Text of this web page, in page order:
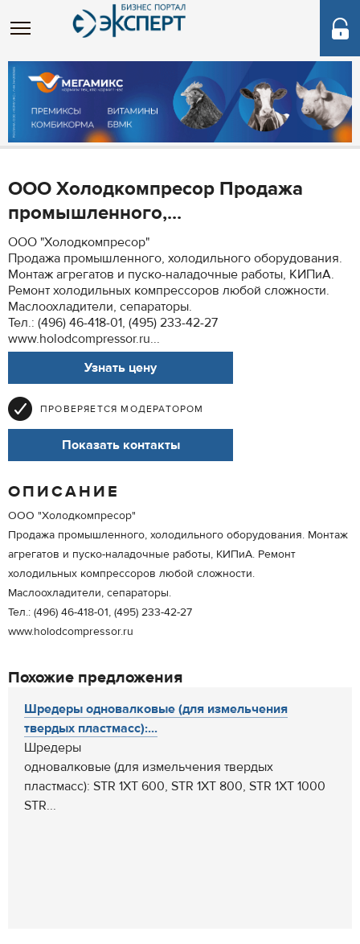
ООО Холодкомпресор Продажа
промышленного,...
ООО "Холодкомпресор"
Продажа промышленного, холодильного оборудования.
Монтаж агрегатов и пуско-наладочные работы, КИПиА.
Ремонт холодильных компрессоров любой сложности.
Маслоохладители, сепараторы.
Тел.: (496) 46-418-01, (495) 233-42-27
www.holodcompressor.ru...
Узнать цену
ПРОВЕРЯЕТСЯ МОДЕРАТОРОМ
Показать контакты
ОПИСАНИЕ
ООО "Холодкомпресор"
Продажа промышленного, холодильного оборудования. Монтаж
агрегатов и пуско-наладочные работы, КИПиА. Ремонт
холодильных компрессоров любой сложности.
Маслоохладители, сепараторы.
Тел.: (496) 46-418-01, (495) 233-42-27
www.holodcompressor.ru
Похожие предложения
Шредеры одновалковые (для измельчения
твердых пластмасс):...
Шредеры
одновалковые (для измельчения твердых
пластмасс): STR 1XT 600, STR 1XT 800, STR 1XT 1000
STR...